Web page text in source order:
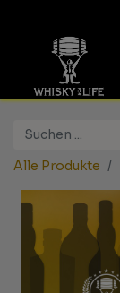
Alle Produkte